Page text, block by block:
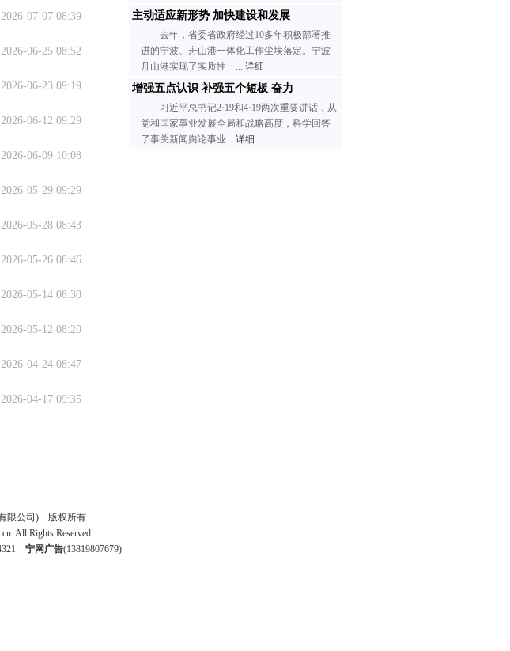
2026-07-07 08:39
2026-06-25 08:52
2026-06-23 09:19
2026-06-12 09:29
2026-06-09 10:08
2026-05-29 09:29
2026-05-28 08:43
2026-05-26 08:46
2026-05-14 08:30
2026-05-12 08:20
2026-04-24 08:47
2026-04-17 09:35
主动适应新形势 加快建设和发展
去年，省委省政府经过10多年积极部署推
进的宁波、舟山港一体化工作尘埃落定。宁波
舟山港实现了实质性一... 详细
增强五点认识 补强五个短板 奋力
习近平总书记2·19和4·19两次重要讲话，从
党和国家事业发展全局和战略高度，科学回答
了事关新闻舆论事业... 详细